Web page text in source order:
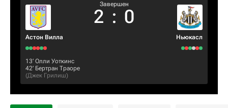
Астон Вилла
Завершен
2 : 0
Ньюкасл
13‎’‎ Олли Уоткинс
42‎’‎ Бертран Траоре
(Джек Грилиш)